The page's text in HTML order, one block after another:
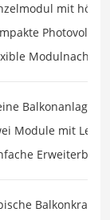
mit
Balkonanlagen
Module mit